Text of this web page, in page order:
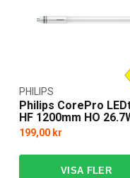
Philips CorePro
HF 1200mm HO
PHILIPS
199,00 kr